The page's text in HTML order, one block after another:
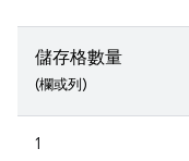
儲存格數量
(欄或列)
1